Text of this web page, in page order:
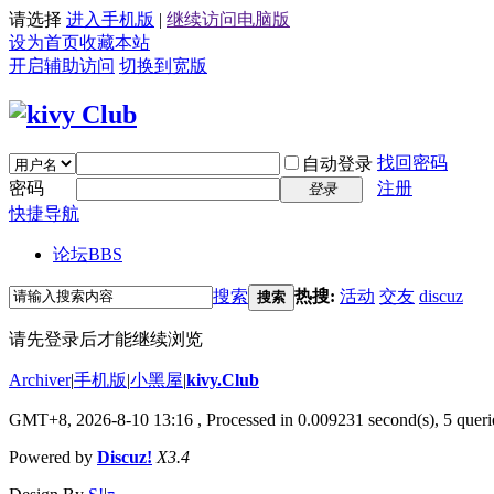
请选择 进入手机版 | 继续访问电脑版
设为首页收藏本站
开启辅助访问 切换到宽版
自动登录 找回密码
密码
登录
注册
快捷导航
论坛BBS
搜索 搜索 热搜: 活动 交友 discuz
请先登录后才能继续浏览
Archiver|手机版|小黑屋|kivy.Club
GMT+8, 2026-8-10 13:16 , Processed in 0.009231 second(s), 5
Powered by Discuz! X3.4